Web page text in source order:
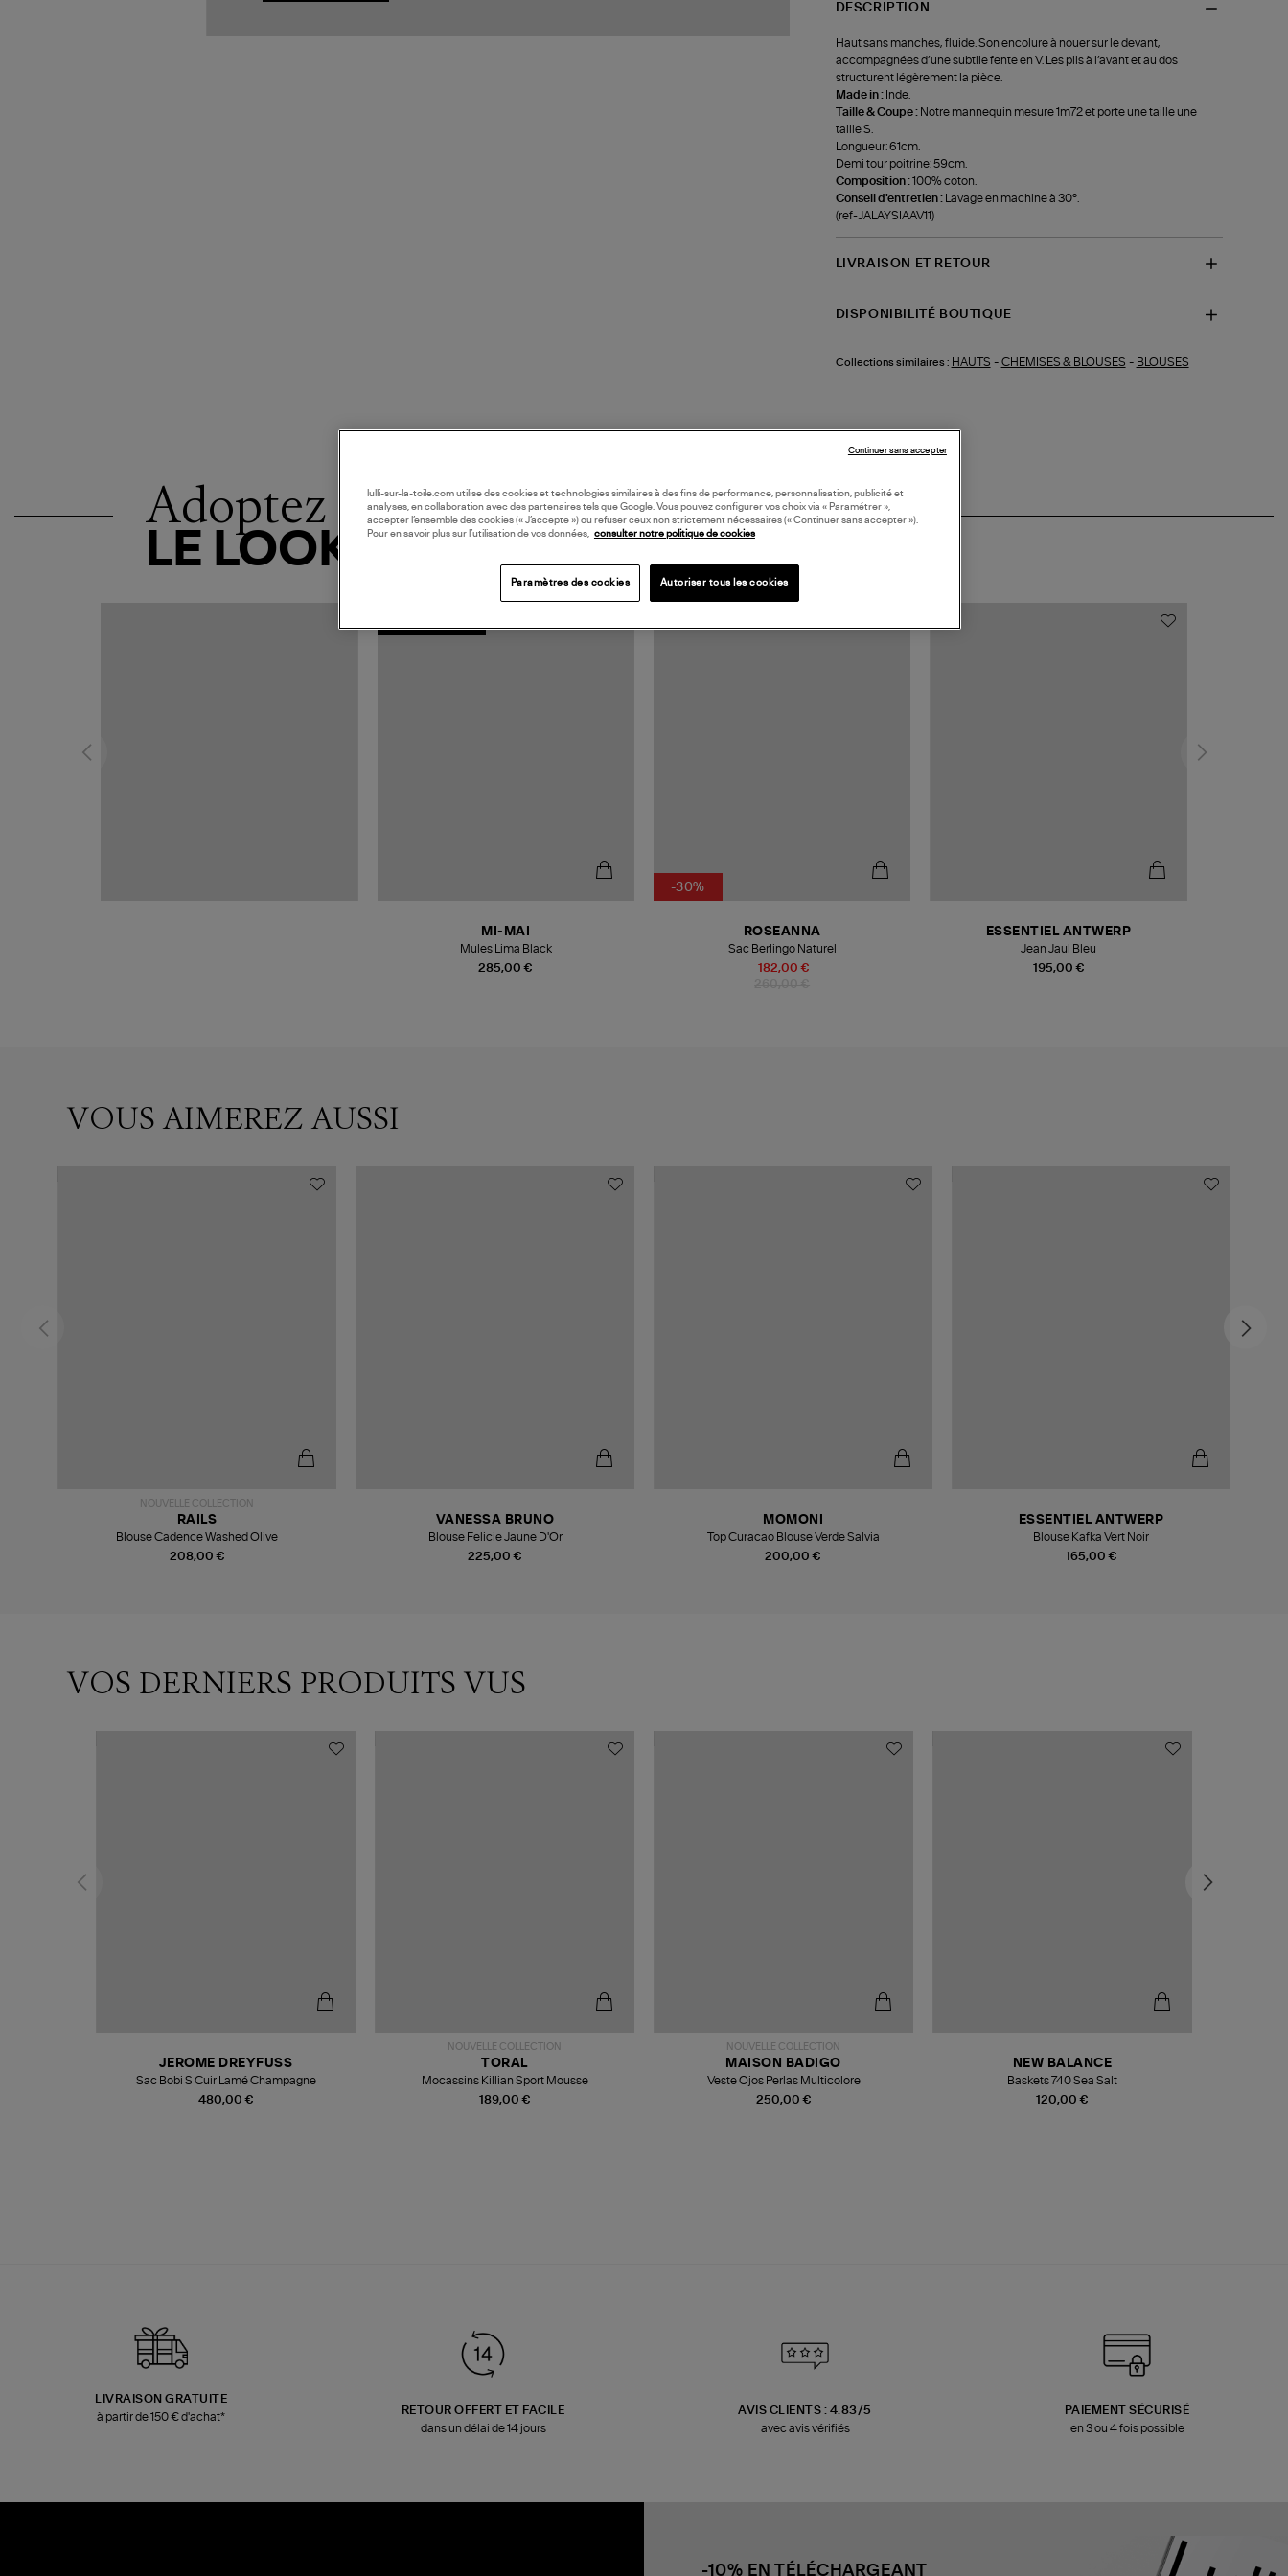
DESCRIPTION
Haut sans manches, fluide. Son encolure à nouer sur le devant,
accompagnées d’une subtile fente en V. Les plis à l’avant et au dos
structurent légèrement la pièce.
Made in : Inde.
Taille & Coupe : Notre mannequin mesure 1m72 et porte une taille une
taille S.
Longueur: 61cm.
Demi tour poitrine: 59cm.
Composition :100% coton.
Conseil d'entretien :
Lavage en machine à 30°.
(ref-JALAYSIAAV11)
LIVRAISON ET RETOUR
DISPONIBILITÉ BOUTIQUE
Collections similaires : HAUTS - CHEMISES & BLOUSES - BLOUSES
Adoptez
LE LOOK
285,00 €
MI-MAI
Mules Lima Black
-30%
182,00 €
ROSEANNA
Sac Berlingo Naturel
195,00 €
ESSENTIEL ANTWERP
Jean Jaul Bleu
VOUS AIMEREZ AUSSI
NOUVELLE COLLECTION
208,00 €
RAILS
Blouse Cadence Washed Olive
225,00 €
VANESSA BRUNO
Blouse Felicie Jaune D'Or
200,00 €
MOMONI
Top Curacao Blouse Verde Salvia
165,00 €
ESSENTIEL ANTWERP
Blouse Kafka Vert Noir
VOS DERNIERS PRODUITS VUS
480,00 €
JEROME DREYFUSS
Sac Bobi S Cuir Lamé Champagne
NOUVELLE COLLECTION
189,00 €
TORAL
Mocassins Killian Sport Mousse
NOUVELLE COLLECTION
250,00 €
MAISON BADIGO
Veste Ojos Perlas Multicolore
120,00 €
NEW BALANCE
Baskets 740 Sea Salt
LIVRAISON GRATUITE
à partir de 150 € d'achat*
RETOUR OFFERT ET FACILE
dans un délai de 14 jours
AVIS CLIENTS : 4.83/5
avec avis vérifiés
PAIEMENT SÉCURISÉ
en 3 ou 4 fois possible
-10% EN TÉLÉCHARGEANT
lulli-sur-la-toile.com utilise des cookies et technologies similaires à des fins de performance, personnalisation, publicité et
analyses, en collaboration avec des partenaires tels que Google. Vous pouvez configurer vos choix via « Paramétrer »,
accepter l’ensemble des cookies (« J’accepte ») ou refuser ceux non strictement nécessaires (« Continuer sans accepter »).
Pour en savoir plus sur l’utilisation de vos données, consulter notre politique de cookies
Paramètres des cookies Autoriser tous les cookies
Continuer sans accepter